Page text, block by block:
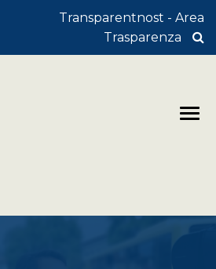
Transparentnost - Area
Trasparenza